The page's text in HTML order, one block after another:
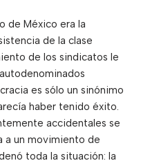
de México era la
de la clase
de los sindicatos le
es sólo un sinónimo
haber tenido éxito.
accidentales se
a un movimiento de
toda la situación: la